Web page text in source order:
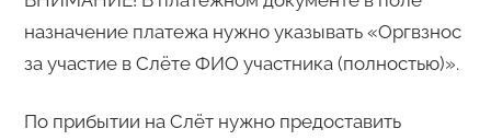
назначение платежа нужно указывать «Оргвзнос
за участие в Слёте ФИО участника (полностью)».
По прибытии на Слёт нужно предоставить